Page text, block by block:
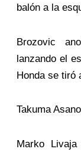
balón a la
Brozovic
lanzando el
Honda se tiró
Takuma
Marko